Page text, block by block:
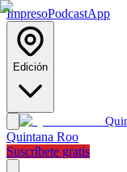
ImpresoPodcastApp
Edición
Quintana Roo
Suscríbete gratis